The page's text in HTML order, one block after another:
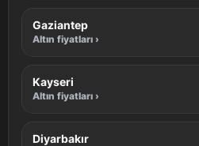
Gaziantep
Altın fiyatları ›
Kayseri
Altın fiyatları ›
Diyarbakır